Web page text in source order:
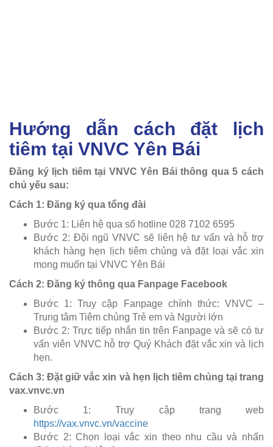
Hướng dẫn cách đặt lịch
tiêm tại VNVC Yên Bái
Đăng ký lịch tiêm tại VNVC Yên Bái thông qua 5 cách
chủ yếu sau:
Cách 1: Đăng ký qua tổng đài
Bước 1: Liên hệ qua số hotline 028 7102 6595
Bước 2: Đội ngũ VNVC sẽ liên hệ tư vấn và hỗ trợ
khách hàng hẹn lịch tiêm chủng và đặt loại vắc xin
mong muốn tại VNVC Yên Bái
Cách 2: Đăng ký thông qua Fanpage Facebook
Bước 1: Truy cập Fanpage chính thức: VNVC –
Trung tâm Tiêm chủng Trẻ em và Người lớn
Bước 2: Trực tiếp nhắn tin trên Fanpage và sẽ có tư
vấn viên VNVC hỗ trợ Quý Khách đặt vắc xin và lịch
hẹn.
Cách 3: Đặt giữ vắc xin và hẹn lịch tiêm chủng tại trang
vax.vnvc.vn
Bước 1: Truy cập trang web
https://vax.vnvc.vn/vaccine
Bước 2: Chọn loại vắc xin theo nhu cầu và nhấn